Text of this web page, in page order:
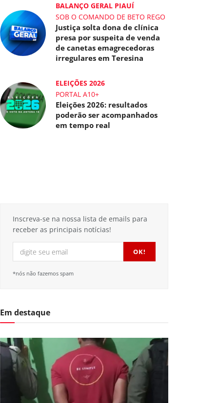
BALANÇO GERAL PIAUÍ
SOB O COMANDO DE BETO REGO
Justiça solta dona de clínica
presa por suspeita de venda
de canetas emagrecedoras
irregulares em Teresina
ELEIÇÕES 2026
PORTAL A10+
Eleições 2026: resultados
poderão ser acompanhados
em tempo real
Inscreva-se na nossa lista de emails para
receber as principais notícias!
*nós não fazemos spam
Em destaque